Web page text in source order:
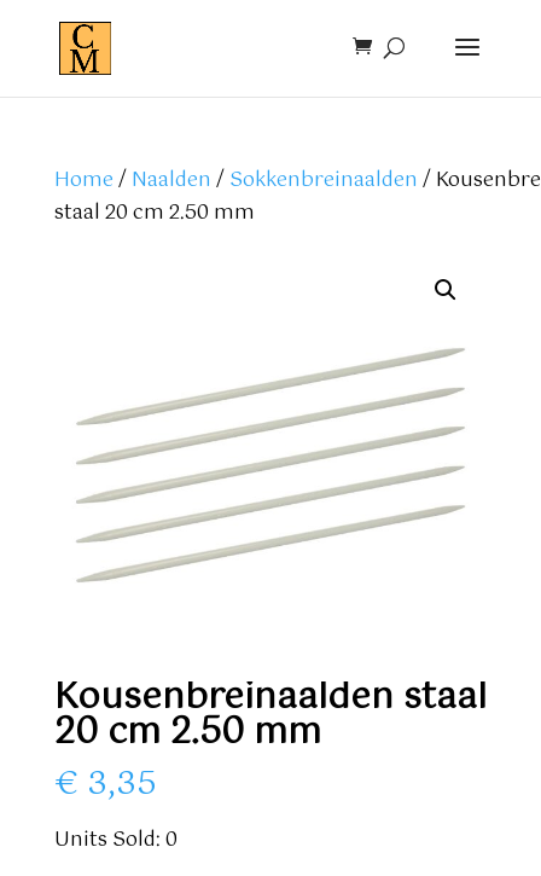
Home/Naalden /Sokkenbreinaalden /
staal 20 cm 2.50 mm
Kousenbreinaalden staal
20 cm 2.50 mm
€ 3,35
Units Sold: 0